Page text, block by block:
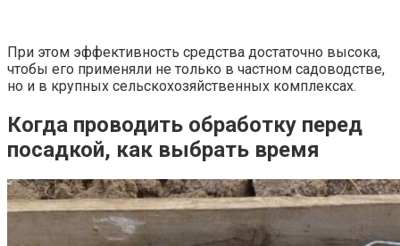
При этом эффективность средства достаточно высока,
чтобы его применяли не только в частном садоводстве,
но и в крупных сельскохозяйственных комплексах.
Когда проводить обработку перед
посадкой, как выбрать время